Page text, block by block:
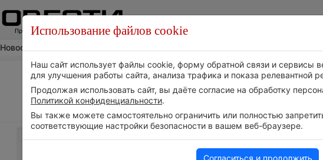
Новости погоды
Погода в Пюсси на 14 дней
Использование файлов cookie
Наш сайт использует файлы cookie, форму обратной связи и сервисы
для улучшения работы сайта, анализа трафика и показа релевантной
Продолжая использовать сайт, вы даёте согласие на обработку
Политикой конфиденциальности.
Вы также можете самостоятельно ограничить или полностью
соответствующие настройки безопасности в вашем веб-браузере.
Согласиться и продолжить